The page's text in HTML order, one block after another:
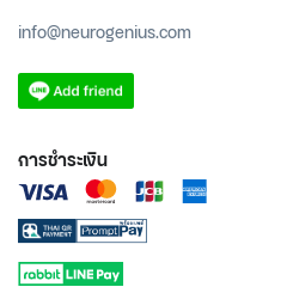
info@neurogenius.com
การชำระเงิน